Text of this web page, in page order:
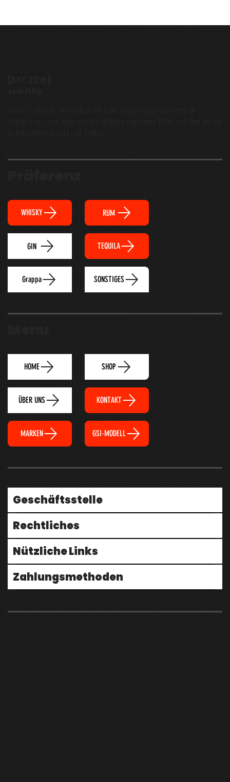
WHISKY
GIN
RUM
Grappa SONSTIGES
TEQUILA
HOME SHOP
ÜBER UNS KONTAKT
MARKEN GSI-MODELL
Geschäftsstelle
Rechtliches
Nützliche Links
Zahlungsmethoden